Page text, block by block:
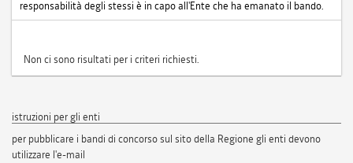
responsabilità degli stessi è in capo all'Ente che ha emanato il bando.
Non ci sono risultati per i criteri richiesti.
istruzioni per gli enti
per pubblicare i bandi di concorso sul sito della Regione gli enti devono
utilizzare l'e-mail